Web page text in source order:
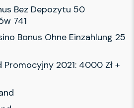
Bez Depozytu 50
741
Bonus Ohne Einzahlung 25
Promocyjny 2021: 4000 Zł +